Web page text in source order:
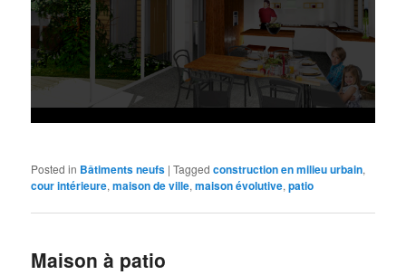
Posted in Bâtiments neufs |Tagged construction en milieu urbain,
cour intérieure,maison de ville,maison évolutive,patio
Maison à patio